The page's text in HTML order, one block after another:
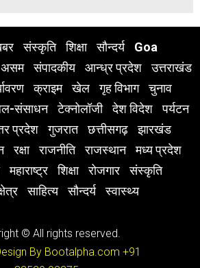
संस्कृति शिक्षा सौन्दर्य
Goa
असम संपादकीय आन्ध्र प्रदेश
उत्तराखंड
क्राइम खेल गृह विभाग
चुनाव
संसाधन टेक्नोलॉजी देश विदेश
पर्यटन
प्रदेश गुजरात छत्तीसगढ़
झारखंड
रक्षा राजनीति राजस्थान
मध्य प्रदेश
महाराष्ट्र शिक्षा रोजगार
संस्कृति
साहित्य सौन्दर्य स्वास्थ्य
© All rights reserved.
By Bootalpha.com +91